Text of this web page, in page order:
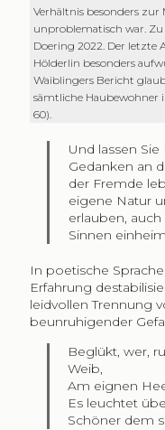
Verhältnis besonders zur
unproblematisch war.
Doering 2022. Der
Hölderlin besonders
Waiblingers Bericht
sämtliche Haubewohner
60).
Und lassen
Gedanken an
der Fremde
eigene Natur
erlauben,
Sinnen
In poetische
Erfahrung
leidvollen Trennung
beunruhigender
Beglükt, wer,
Weib,
Am eignen
Es leuchtet
Schöner dem